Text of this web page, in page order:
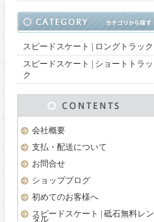
スピードスケート | ロングトラック
スピードスケート | ショートトラッ
ク
会社概要
支払・配送について
お問合せ
ショップブログ
初めてのお客様へ
スピードスケート | 砥石無料レン
タル